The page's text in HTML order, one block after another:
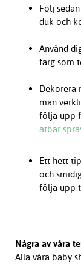
Följ
duk och
Använd
färg som
Dekorera
man
följa upp
ätbar
Ett hett
och
följa upp
Några av våra
Alla våra baby